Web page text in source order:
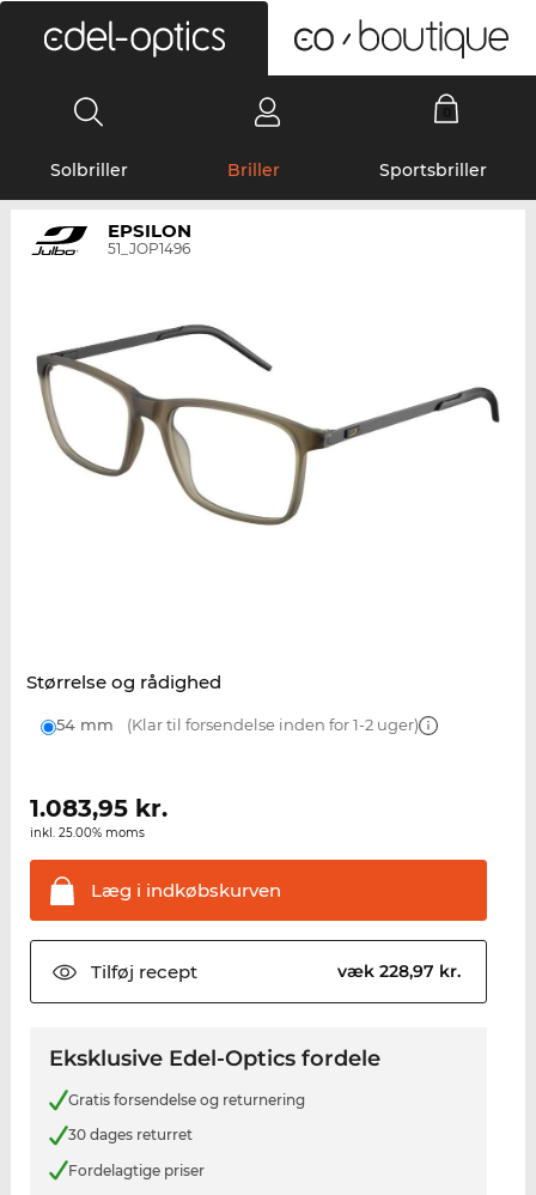
Solbriller Briller Sportsbriller
EPSILON
51_JOP1496
Størrelse og rådighed
54 mm (Klar til forsendelse inden for 1-2 uger)
1.083,95kr.
inkl. 25.00% moms
Læg i indkøbskurven
Tilføj recept væk 228,97 kr.
Eksklusive Edel-Optics fordele
Gratis forsendelse og returnering
30 dages returret
Fordelagtige priser